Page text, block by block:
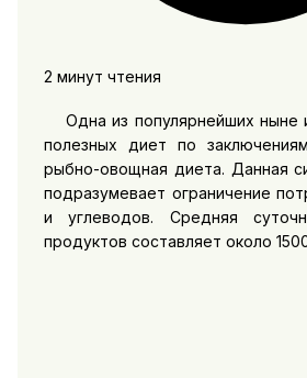
2 минут чтения
Одна из популярнейших ныне
полезных диет по
рыбно-овощная диета. Данная
подразумевает ограничение
и углеводов. Средняя
продуктов составляет около